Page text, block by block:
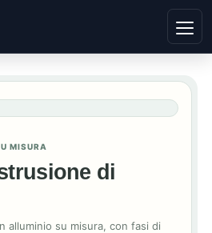
MISURA
di
alluminio su misura, con fasi di